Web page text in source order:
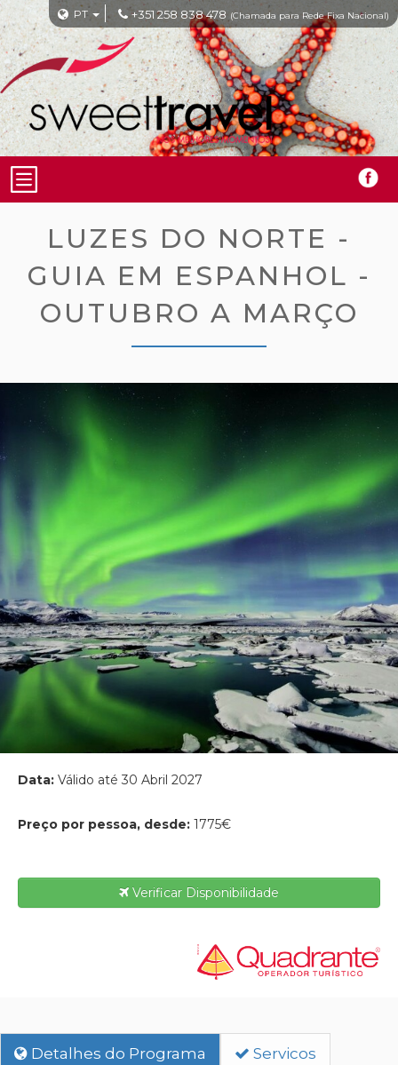
PT +351 258 838 478 (Chamada para Rede Fixa Nacional)
LUZES DO NORTE -
GUIA EM ESPANHOL -
OUTUBRO A MARÇO
Data: Válido até 30 Abril 2027
Preço por pessoa, desde: 1775€
Verificar Disponibilidade
Detalhes do Programa Servicos